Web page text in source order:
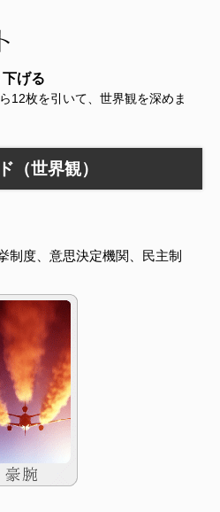
げる
12枚を引いて、世界観を深めま
（世界観）
制度、意思決定機関、民主制